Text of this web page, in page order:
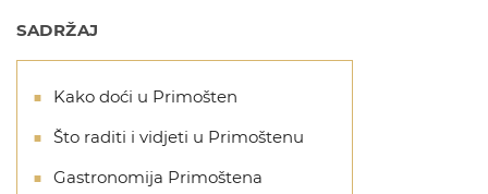
SADRŽAJ
Kako doći u Primošten
Što raditi i vidjeti u Primoštenu
Gastronomija Primoštena